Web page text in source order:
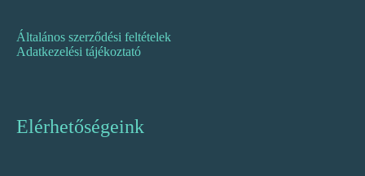
Általános szerződési feltételek
Adatkezelési tájékoztató
Elérhetőségeink